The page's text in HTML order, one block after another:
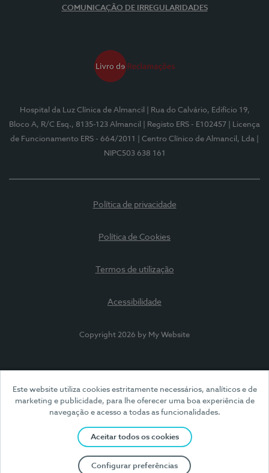
Este website utiliza cookies estritamente necessários, analíticos e de
marketing e publicidade, para lhe oferecer uma boa experiência de
navegação e acesso a todas as funcionalidades.
Aceitar todos os cookies
Configurar preferências
COMUNICAÇÃO DE IRREGULARIDADES
Hospital da Luz Clínica de Almancil
| Rua do Calvário, Edifício 19,
Bloco A, R/C Esq., 8135-123 Almancil
| Registo ERS - E102457
| Licença
de Funcionamento ERS - 664/2011
| Centro Clínico de Almancil, Lda
NIPC503 638 161
Política de privacidade
Política de Cookies
Termos de utilização
Acessibilidade
Copyright 2026 by My Website